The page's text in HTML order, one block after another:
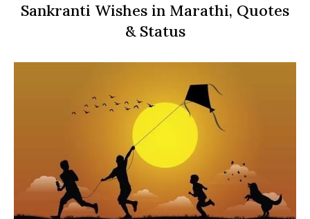
Sankranti Wishes in Marathi, Quotes
& Status